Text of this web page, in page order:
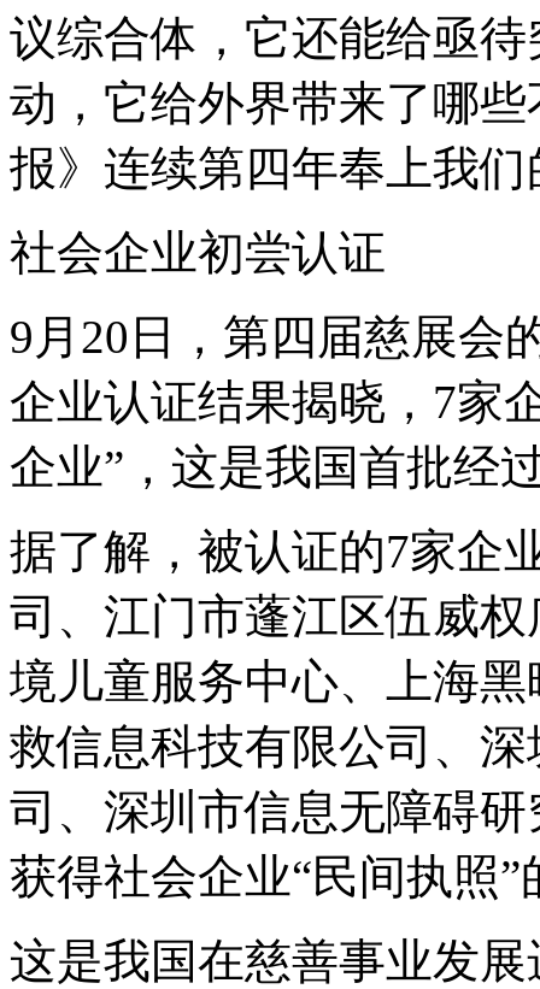
议综合体，它还能给亟
动，它给外界带来了哪
报》连续第四年奉上我
社会企业初尝认证
9月20日，第四届慈展会
企业认证结果揭晓，7家
企业”，这是我国首批经
据了解，被认证的7家企
司、江门市蓬江区伍威
境儿童服务中心、上海
救信息科技有限公司、
司、深圳市信息无障碍
获得社会企业“民间执照”
这是我国在慈善事业发